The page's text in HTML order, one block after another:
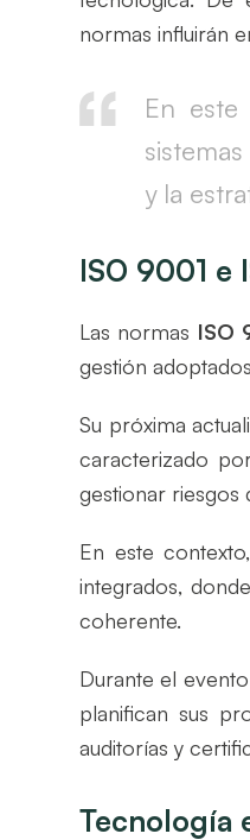
normas influirán
En este
y la
ISO 9001 e
Las normas ISO
gestión
Su próxima
caracterizado
gestionar riesgos
En este
integrados,
coherente.
Durante el
planifican sus
auditorías y
Tecnología